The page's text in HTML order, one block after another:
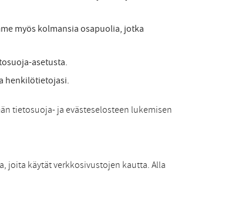
myös kolmansia osapuolia, jotka
asetusta.
henkilötietojasi.
tietosuoja- ja evästeselosteen lukemisen
joita käytät verkkosivustojen kautta. Alla